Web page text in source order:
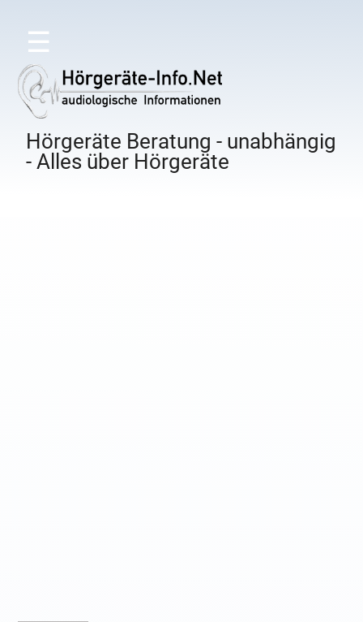
☰
Hörgeräte Beratung - unabhängig
- Alles über Hörgeräte